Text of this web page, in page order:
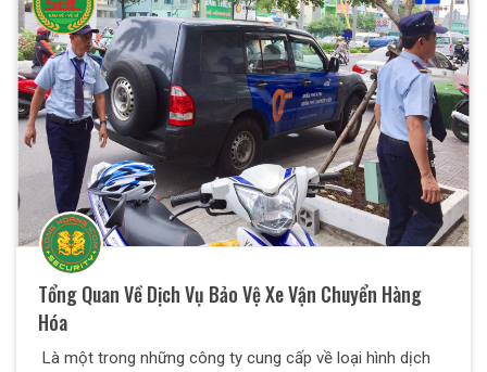
Tổng Quan Về Dịch Vụ Bảo Vệ Xe Vận Chuyển Hàng
Hóa
Là một trong những công ty cung cấp về loại hình dịch